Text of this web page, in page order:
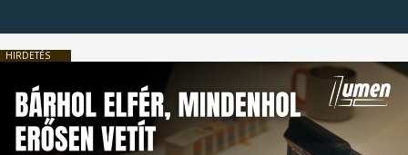
HIRDETÉS